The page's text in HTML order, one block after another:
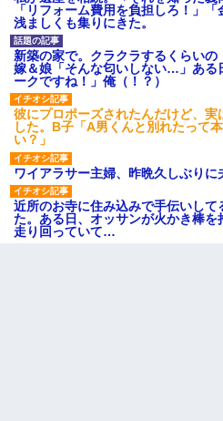
「リフォーム費用を負担しろ！」
浅ましくも集りにきた。
新築の家で。クラクラするくらい
嫁＆娘「そんな匂いしない…」ある
ークですね！」俺（！？）
彼にプロポーズされたんだけど、
した。B子「A男くんと別れたって
い？」
ワイアラサー主婦、昨晩久しぶりに
近所のお寺に住み込みで手伝いし
た。ある日、オッサンが火かき棒
走り回っていて…